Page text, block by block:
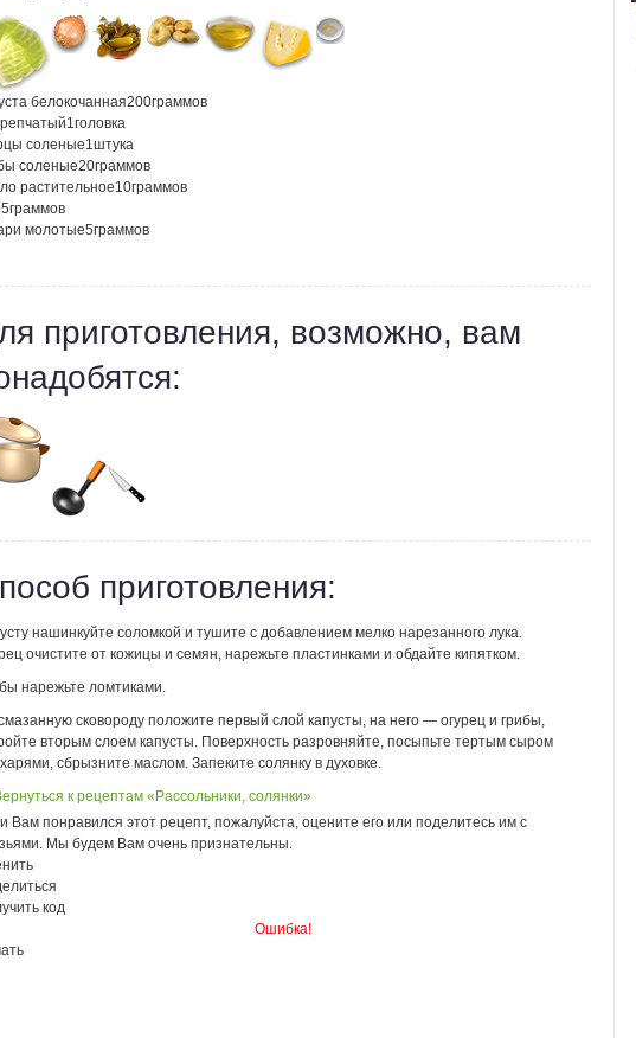
белокочанная200граммов
репчатый1 головка
соленые1 штука
соленые20граммов
растительное10граммов
5граммов
молотые5граммов
приготовления, возможно, вам
приготовления:
нашинкуйте соломкой и тушите с добавлением мелко нарезанного лука.
очистите от кожицы и семян, нарежьте пластинками и обдайте кипятком.
нарежьте ломтиками.
сковороду положите первый слой капусты, на него — огурец и грибы,
вторым слоем капусты. Поверхность разровняйте, посыпьте тертым сыром
сбрызните маслом. Запеките солянку в духовке.
к рецептам «Рассольники, солянки»
Вам понравился этот рецепт, пожалуйста, оцените его или поделитесь им с
Мы будем Вам очень признательны.
код
Ошибка!